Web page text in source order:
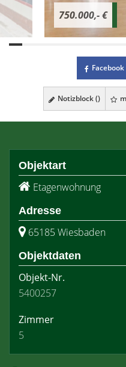
750.000,- €
Facebook
Notizblock ()
Objektart
Etagenwohnung
Adresse
65185 Wiesbaden
Objektdaten
Objekt-Nr.
5400257
Zimmer
5